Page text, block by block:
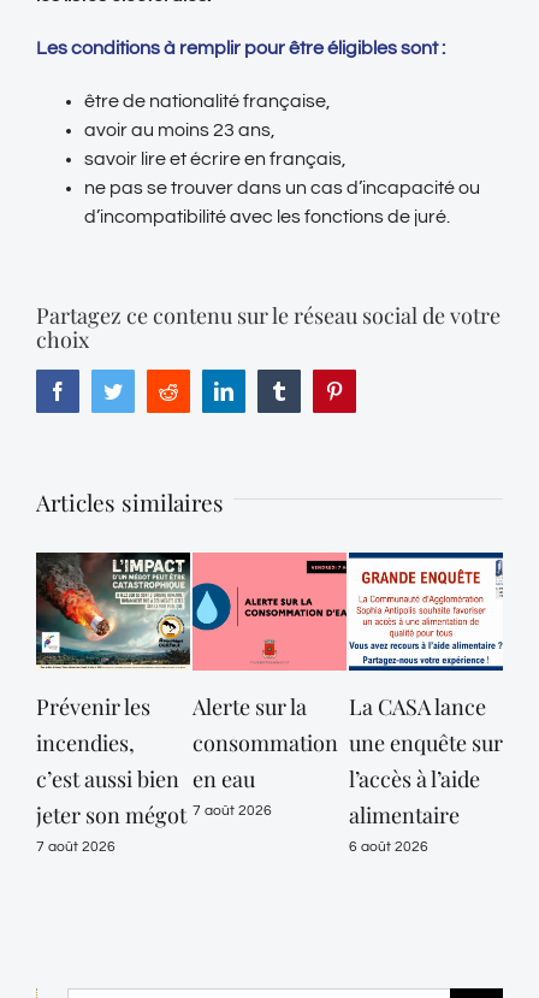
Les conditions à remplir pour être éligibles sont :
être de nationalité française,
avoir au moins 23 ans,
savoir lire et écrire en français,
ne pas se trouver dans un cas d’incapacité ou
d’incompatibilité avec les fonctions de juré.
Partagez ce contenu sur le réseau social de votre
choix
FacebookTwitterReddit LinkedIn Tumblr
Articles similaires
Prévenir les
incendies,
c’est aussi bien
jeter son mégot
7 août 2026
Alerte sur la
consommation
en eau
7 août 2026
La CASA lance
une enquête sur
l’accès à l’aide
alimentaire
6 août 2026